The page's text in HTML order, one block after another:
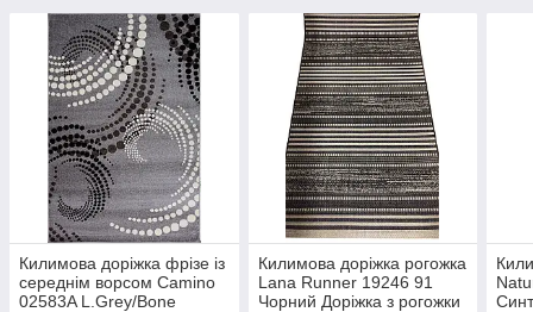
Килимова доріжка фрізе із
середнім ворсом Camino
02583A L.Grey/Bone
Килимова доріжка рогожка
Lana Runner 19246 91
Чорний Доріжка з рогожки